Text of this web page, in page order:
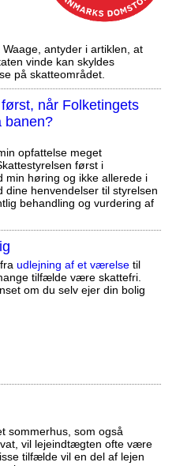
antyder i artiklen, at
vinde kan skyldes
på skatteområdet.
når Folketingets
banen?
opfattelse meget
først i
min høring og ikke allerede i
dine henvendelser til styrelsen
behandling og vurdering af
udlejning af et værelsetil
tilfælde være skattefri.
om du selv ejer din bolig
sommerhus, som også
vil lejeindtægten ofte være
tilfælde vil en del af lejen